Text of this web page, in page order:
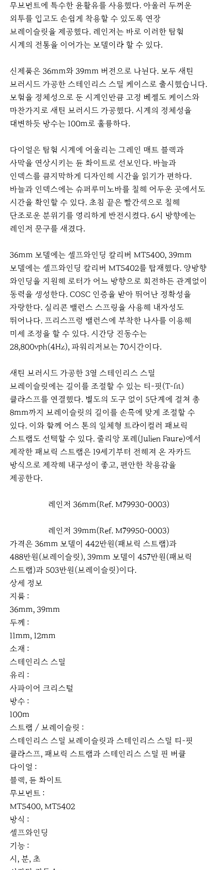
무브먼트에 특수한 윤활유를 사용했다. 아울러 두꺼운
외투를 입고도 손쉽게 착용할 수 있도록 연장
브레이슬릿을 제공했다. 레인저는 바로 이러한 탐험
시계의 전통을 이어가는 모델이라 할 수 있다.
신제품은 36mm와 39mm 버전으로 나뉜다. 모두 새틴
브러시드 가공한 스테인리스 스틸 케이스로 출시했습니다.
모험을 정체성으로 둔 시계인만큼 고정 베젤도 케이스와
마찬가지로 새틴 브러시드 가공했다. 시계의 정체성을
대변하듯 방수는 100m로 훌륭하다.
다이얼은 탐험 시계에 어울리는 그레인 매트 블랙과
사막을 연상시키는 듄 화이트로 선보인다. 바늘과
인덱스를 큼지막하게 디자인해 시간을 읽기가 편하다.
바늘과 인덱스에는 슈퍼루미노바를 칠해 어두운 곳에서도
시간을 확인할 수 있다. 초침 끝은 빨간색으로 칠해
단조로운 분위기를 영리하게 반전시켰다. 6시 방향에는
레인저 문구를 새겼다.
36mm 모델에는 셀프와인딩 칼리버 MT5400, 39mm
모델에는 셀프와인딩 칼리버 MT5402를 탑재했다. 양방향
와인딩을 지원해 로터가 어느 방향으로 회전하든 관계없이
동력을 생성한다. COSC 인증을 받아 뛰어난 정확성을
자랑한다. 실리콘 밸런스 스프링을 사용해 내자성도
뛰어나다. 프리스프렁 밸런스에 부착한 나사를 이용해
미세 조정을 할 수 있다. 시간당 진동수는
28,800vph(4Hz), 파워리저브는 70시간이다.
새틴 브러시드 가공한 3열 스테인리스 스틸
브레이슬릿에는 길이를 조절할 수 있는 티-핏(T-fit)
클라스프를 연결했다. 별도의 도구 없이 5단계에 걸쳐 총
8mm까지 브레이슬릿의 길이를 손목에 맞게 조절할 수
있다. 이와 함께 어스 톤의 일체형 트라이컬러 패브릭
스트랩도 선택할 수 있다. 줄리앙 포레(Julien Faure)에서
제작한 패브릭 스트랩은 19세기부터 전해져 온 자카드
방식으로 제작해 내구성이 좋고, 편안한 착용감을
제공한다.
레인저 36mm(Ref. M79930-0003)
레인저 39mm(Ref. M79950-0003)
이
전
다
음
가격은 36mm 모델이 442만원(패브릭 스트랩)과
488만원(브레이슬릿), 39mm 모델이 457만원(패브릭
스트랩)과 503만원(브레이슬릿)이다.
상세 정보
지름 :
36mm, 39mm
두께 :
11mm, 12mm
소재 :
스테인리스 스틸
유리 :
사파이어 크리스털
방수 :
100m
스트랩 / 브레이슬릿 :
스테인리스 스틸 브레이슬릿과 스테인리스 스틸 티-핏
클라스프, 패브릭 스트랩과 스테인리스 스틸 핀 버클
다이얼 :
블랙, 듄 화이트
무브먼트 :
MT5400, MT5402
방식 :
셀프와인딩
기능 :
시, 분, 초